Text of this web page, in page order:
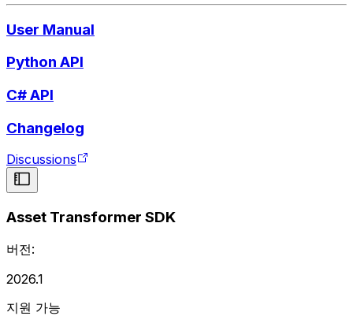
User Manual
Python API
C# API
Changelog
Discussions
Asset Transformer SDK
버전:
2026.1
지원 가능